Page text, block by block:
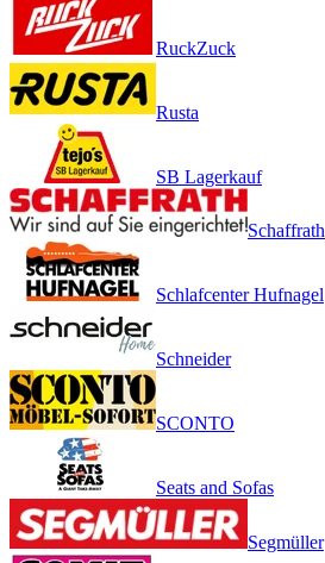
RuckZuck
Rusta
SB Lagerkauf
Schaffrath
Schlafcenter Hufnagel
Schneider
SCONTO
Seats and Sofas
Segmüller